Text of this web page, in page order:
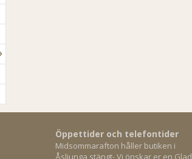
Öppettider och telefontider
Midsommarafton håller butiken i
Åsljunga stängt- Vi önskar er en Glad